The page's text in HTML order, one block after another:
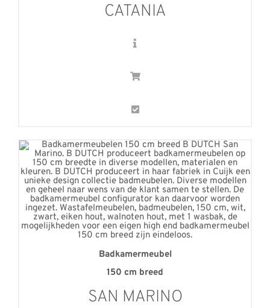
CATANIA
Badkamermeubel
150 cm breed
SAN MARINO